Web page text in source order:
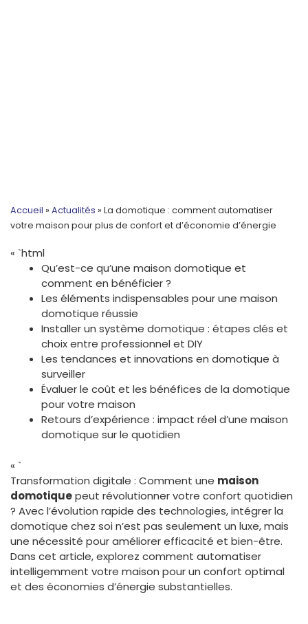
Accueil » Actualités » La domotique : comment automatiser
votre maison pour plus de confort et d’économie d’énergie
« `html
Qu’est-ce qu’une maison domotique et
comment en bénéficier ?
Les éléments indispensables pour une maison
domotique réussie
Installer un système domotique : étapes clés et
choix entre professionnel et DIY
Les tendances et innovations en domotique à
surveiller
Évaluer le coût et les bénéfices de la domotique
pour votre maison
Retours d’expérience : impact réel d’une maison
domotique sur le quotidien
« `
Transformation digitale : Comment une maison
domotiquepeut révolutionner votre confort quotidien
? Avec l’évolution rapide des technologies, intégrer la
domotique chez soi n’est pas seulement un luxe, mais
une nécessité pour améliorer efficacité et bien-être.
Dans cet article, explorez comment automatiser
intelligemment votre maison pour un confort optimal
et des économies d’énergie substantielles.